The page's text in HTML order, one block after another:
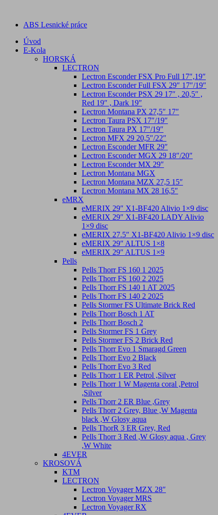
ABS Lesnické práce
Úvod
E-Kola
HORSKÁ
LECTRON
Lectron Esconder FSX Pro Full 17″,19″
Lectron Esconder Full FSX 29″ 17″/19″
Lectron Esconder PSX 29 17″ , 20,5″ ,
Red 19″ , Dark 19″
Lectron Montana PX 27,5″ 17″
Lectron Taura PSX 17″/19″
Lectron Taura PX 17″/19″
Lectron MFX 29 20,5″/22″
Lectron Esconder MFR 29″
Lectron Esconder MGX 29 18″/20″
Lectron Esconder MX 29″
Lectron Montana MGX
Lectron Montana MZX 27,5 15″
Lectron Montana MX 28 16,5″
eMRX
eMERIX 29″ X1-BF420 Alivio 1×9 disc
eMERIX 29″ X1-BF420 LADY Alivio
1×9 disc
eMERIX 27.5″ X1-BF420 Alivio 1×9 disc
eMERIX 29″ ALTUS 1×8
eMERIX 29″ ALTUS 1×9
Pells
Pells Thorr FS 160 1 2025
Pells Thorr FS 160 2 2025
Pells Thorr FS 140 1 AT 2025
Pells Thorr FS 140 2 2025
Pells Stormer FS Ultimate Brick Red
Pells Thorr Bosch 1 AT
Pells Thorr Bosch 2
Pells Stormer FS 1 Grey
Pells Stormer FS 2 Brick Red
Pells Thorr Evo 1 Smaragd Green
Pells Thorr Evo 2 Black
Pells Thorr Evo 3 Red
Pells Thorr 1 ER Petrol ,Silver
Pells Thorr 1 W Magenta coral ,Petrol
,Silver
Pells Thorr 2 ER Blue ,Grey
Pells Thorr 2 Grey, Blue ,W Magenta
black ,W Glosy aqua
Pells ThorR 3 ER Grey, Red
Pells Thorr 3 Red ,W Glosy aqua , Grey
,W White
4EVER
KROSOVÁ
KTM
LECTRON
Lectron Voyager MZX 28″
Lectron Voyager MRS
Lectron Voyager RX